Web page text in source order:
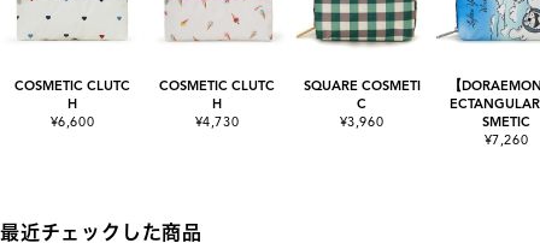
COSMETIC CLUTC
H
¥6,600
COSMETIC CLUTC
H
¥4,730
SQUARE COSMETI
C
¥3,960
【
SMETIC
¥7,260
最近チェックした商品